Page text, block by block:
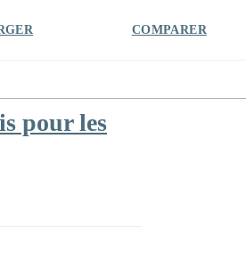
COMPARER
pour les